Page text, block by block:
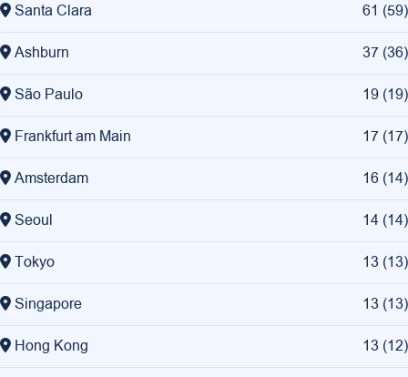
Santa Clara 61 (59)
Ashburn 37 (36)
São Paulo 19 (19)
Frankfurt am Main 17 (17)
Amsterdam 16 (14)
Seoul 14 (14)
Tokyo 13 (13)
Singapore 13 (13)
Hong Kong 13 (12)